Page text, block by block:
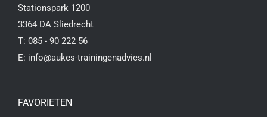
Stationspark 1200
3364 DA Sliedrecht
T: 085 - 90 222 56
E: info@aukes-trainingenadvies.nl
FAVORIETEN